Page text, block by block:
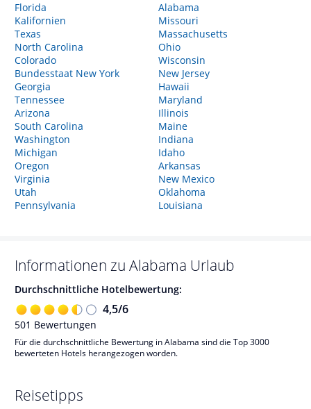
Florida
Kalifornien
Texas
North Carolina
Colorado
Bundesstaat New York
Georgia
Tennessee
Arizona
South Carolina
Washington
Michigan
Oregon
Virginia
Utah
Pennsylvania
Alabama
Missouri
Massachusetts
Ohio
Wisconsin
New Jersey
Hawaii
Maryland
Illinois
Maine
Indiana
Idaho
Arkansas
New Mexico
Oklahoma
Louisiana
Informationen zu Alabama Urlaub
Durchschnittliche Hotelbewertung:
4,5/6
501 Bewertungen
Für die durchschnittliche Bewertung in Alabama sind die Top 3000
bewerteten Hotels herangezogen worden.
Reisetipps